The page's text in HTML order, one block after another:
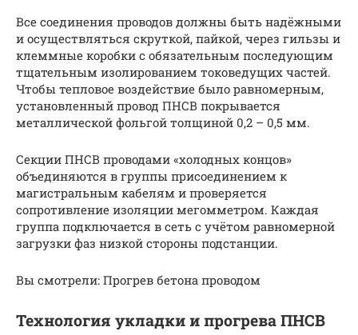
Все соединения проводов должны быть надёжными
и осуществляться скруткой, пайкой, через гильзы и
клеммные коробки с обязательным последующим
тщательным изолированием токоведущих частей.
Чтобы тепловое воздействие было равномерным,
установленный провод ПНСВ покрывается
металлической фольгой толщиной 0,2 – 0,5 мм.
Секции ПНСВ проводами «холодных концов»
объединяются в группы присоединением к
магистральным кабелям и проверяется
сопротивление изоляции мегомметром. Каждая
группа подключается в сеть с учётом равномерной
загрузки фаз низкой стороны подстанции.
Вы смотрели: Прогрев бетона проводом
Технология укладки и прогрева ПНСВ